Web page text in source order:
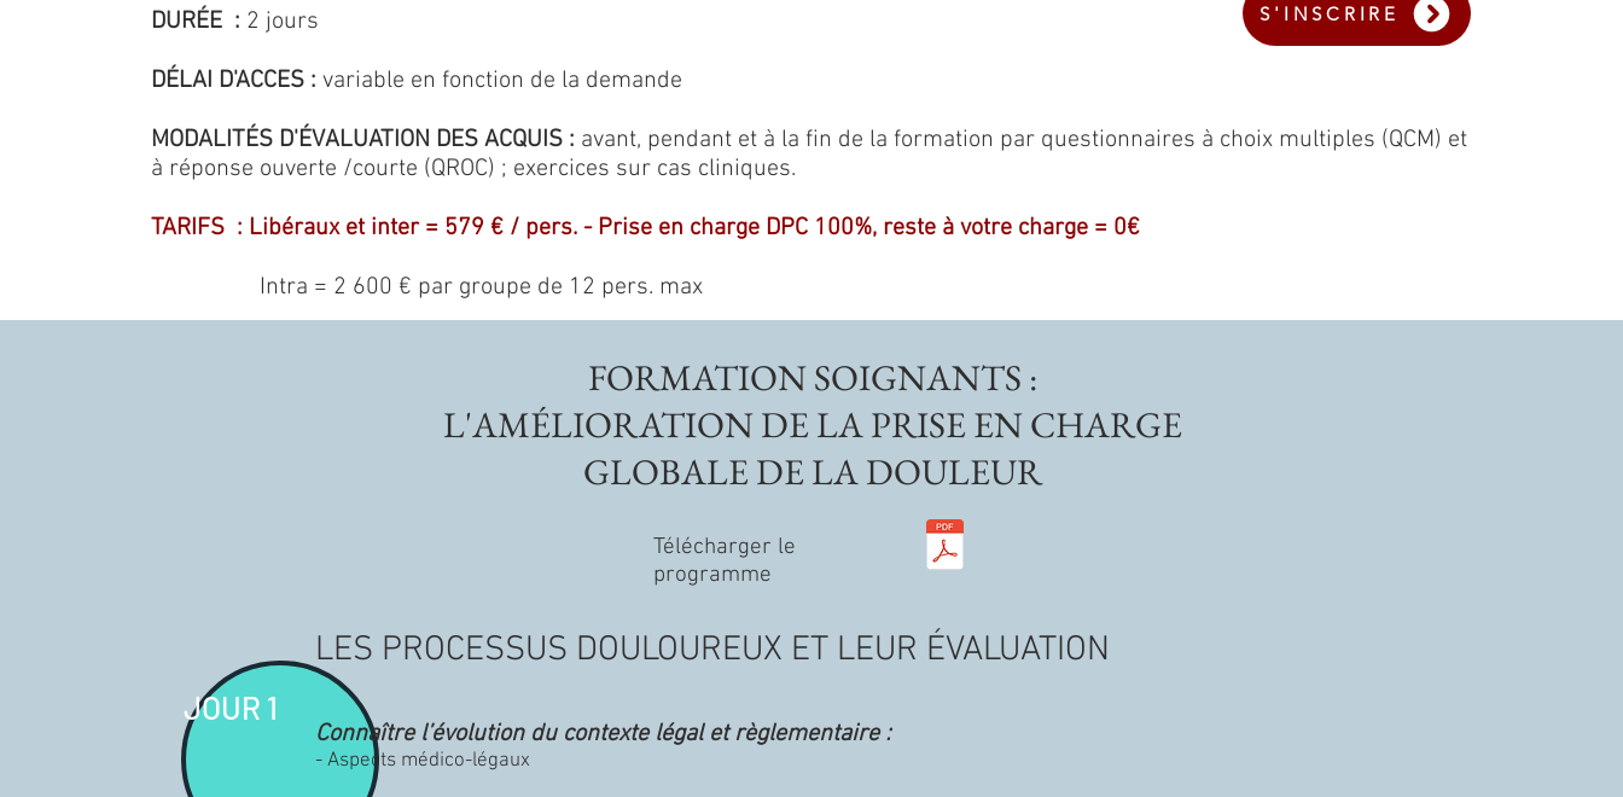
DURÉE : 2 jours
DÉLAI D'ACCES : variable en fonction de la demande
MODALITÉS D'ÉVALUATION DES ACQUIS : avant, pendant et à la fin de la formation par questionnaires à choix multiples (QCM) et
à réponse ouverte /courte (QROC) ; exercices sur cas cliniques.
TARIFS : Libéraux et inter = 579 € / pers. - Prise en charge DPC 100%, reste à votre charge = 0€
Intra = 2 600 € par groupe de 12 pers. max
S'INSCRIRE
FORMATION SOIGNANTS :
L'AMÉLIORATION DE LA PRISE EN CHARGE
GLOBALE DE LA DOULEUR
Télécharger le
programme
JOUR 1
LES PROCESSUS DOULOUREUX ET LEUR ÉVALUATION
Connaître l’évolution du contexte légal et règlementaire :
- Aspects médico-légaux